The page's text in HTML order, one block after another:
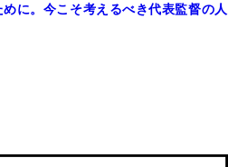
に。今こそ考えるべき代表監督の人